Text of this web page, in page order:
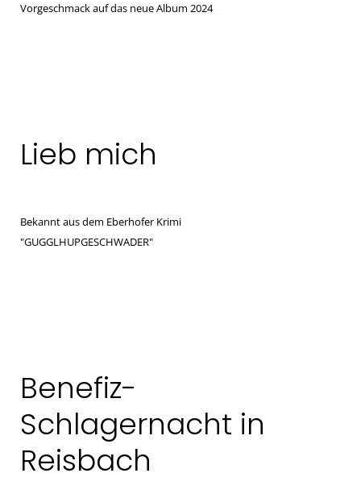
Vorgeschmack auf das neue Album 2024
Lieb mich
Bekannt aus dem Eberhofer Krimi
"GUGGLHUPGESCHWADER"
Benefiz-
Schlagernacht in
Reisbach